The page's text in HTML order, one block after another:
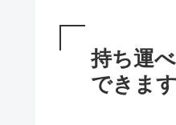
持ち運
できます